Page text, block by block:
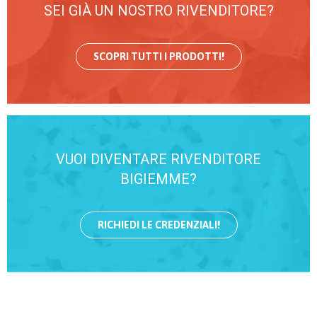
SEI GIÀ UN NOSTRO RIVENDITORE?
SCOPRI TUTTI I PRODOTTI!
VUOI DIVENTARE RIVENDITORE
BIGIEMME?
RICHIEDI LE CREDENZIALI!